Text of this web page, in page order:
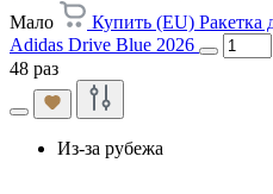
Мало
Купить (EU) Ракетка
Adidas Drive Blue 2026
48 раз
Из-за рубежа